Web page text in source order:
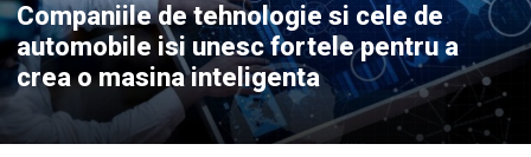
Companiile de tehnologie si cele de
automobile isi unesc fortele pentru a
crea o masina inteligenta